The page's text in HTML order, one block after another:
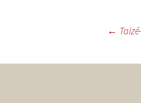
Beitragsnavigation
←